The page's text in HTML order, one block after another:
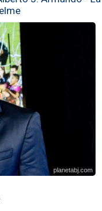
planetabj.com